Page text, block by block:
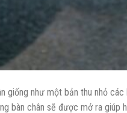
giống như một bản thu nhỏ
bàn chân sẽ được mở ra giúp